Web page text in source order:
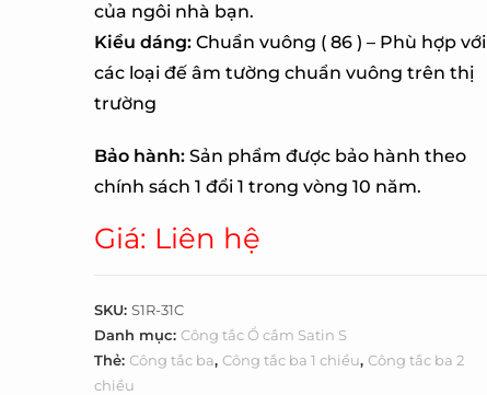
của ngôi nhà bạn.
Kiểu dáng:Chuẩn vuông ( 86 ) – Phù hợp với
các loại đế âm tường chuẩn vuông trên thị
trường
Bảo hành:Sản phẩm được bảo hành theo
chính sách 1 đổi 1 trong vòng 10 năm.
Giá: Liên hệ
SKU:S1R-31C
Danh mục:Công tắc Ổ cắm Satin S
Thẻ:Công tắc ba,Công tắc ba 1 chiều,Công tắc ba 2
chiều